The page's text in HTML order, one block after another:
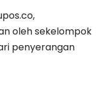
oleh sekelompok
penyerangan